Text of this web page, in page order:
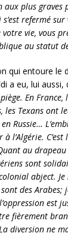
plus graves
refermé sur
votre vie, vous
au statut
qui entoure le
a eu, lui aussi,
En France,
les Texans ont
Russie…
l’Algérie. C’est
au
sont
abject. Je
des Arabes;
est
fièrement
diversion ne